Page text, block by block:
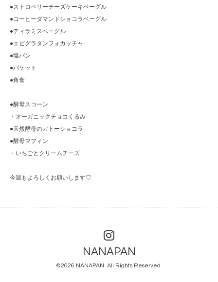
●ストロベリーチーズケーキベーグル
●コーヒーダマンドショコラベーグル
●ティラミスベーグル
●エビグラタンフォカッチャ
●塩パン
●バケット
●角食
●酵母スコーン
・オーガニックチョコくるみ
●天然酵母のガトーショコラ
●酵母マフィン
・いちごとクリームチーズ
今週もよろしくお願いします♡
NANAPAN
©2026 NANAPAN . All Rights Reserved.